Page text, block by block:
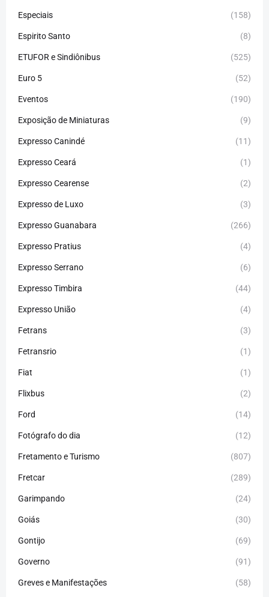
Especiais (158)
Espirito Santo (8)
ETUFOR e Sindiônibus (525)
Euro 5 (52)
Eventos (190)
Exposição de Miniaturas (9)
Expresso Canindé (11)
Expresso Ceará (1)
Expresso Cearense (2)
Expresso de Luxo (3)
Expresso Guanabara (266)
Expresso Pratius (4)
Expresso Serrano (6)
Expresso Timbira (44)
Expresso União (4)
Fetrans (3)
Fetransrio (1)
Fiat (1)
Flixbus (2)
Ford (14)
Fotógrafo do dia (12)
Fretamento e Turismo (807)
Fretcar (289)
Garimpando (24)
Goiás (30)
Gontijo (69)
Governo (91)
Greves e Manifestações (58)